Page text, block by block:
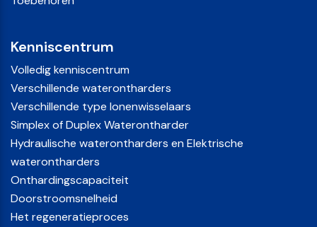
Kenniscentrum
Volledig kenniscentrum
Verschillende waterontharders
Verschillende type Ionenwisselaars
Simplex of Duplex Waterontharder
Hydraulische waterontharders en Elektrische
waterontharders
Onthardingscapaciteit
Doorstroomsnelheid
Het regeneratieproces